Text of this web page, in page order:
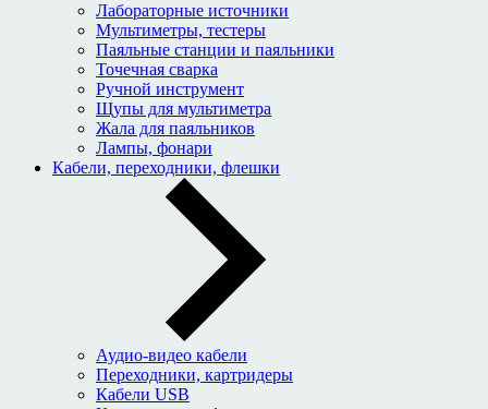
Лабораторные источники
Мультиметры, тестеры
Паяльные станции и паяльники
Точечная сварка
Ручной инструмент
Щупы для мультиметра
Жала для паяльников
Лампы, фонари
Кабели, переходники, флешки
Аудио-видео кабели
Переходники, картридеры
Кабели USB